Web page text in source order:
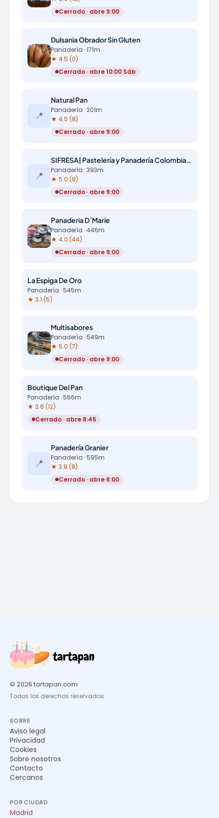
Cerrado · abre 9:00
Dulsania Obrador Sin Gluten
Panadería · 171m
★ 4.5 (0)
Cerrado · abre 10:00 Sáb
📍
Natural Pan
Panadería · 201m
★ 4.5 (8)
Cerrado · abre 9:00
📍
SIFRESA| Pastelería y Panadería Colombiana en Parla
Panadería · 393m
★ 5.0 (8)
Cerrado · abre 9:00
Panaderia D´Marie
Panadería · 446m
★ 4.0 (44)
Cerrado · abre 9:00
La Espiga De Oro
Panadería · 545m
★ 3.1 (5)
Multisabores
Panadería · 549m
★ 5.0 (7)
Cerrado · abre 9:00
Boutique Del Pan
Panadería · 566m
★ 3.8 (12)
Cerrado · abre 8:45
📍
Panadería Granier
Panadería · 595m
★ 3.8 (8)
Cerrado · abre 6:00
© 2026 tartapan.com
Todos los derechos reservados
SOBRE
Aviso legal
Privacidad
Cookies
Sobre nosotros
Contacto
Cercanos
POR CIUDAD
Madrid